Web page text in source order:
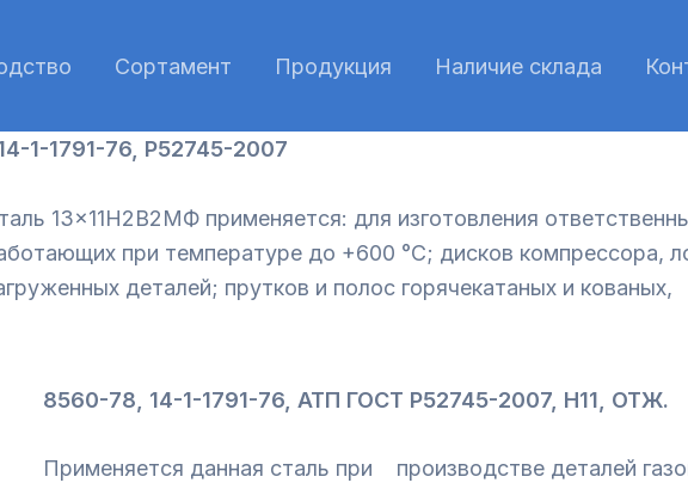
Сортамент Продукция Наличие склада
1-1791-76, Р52745-2007
13×11Н2В2МФ применяется: для изготовления
при температуре до +600 °С; дисков компрессора,
деталей; прутков и полос горячекатаных и кованых,
8560-78, 14-1-1791-76, АТП ГОСТ Р52745-2007, Н11, ОТЖ.
Применяется данная сталь при производстве деталей